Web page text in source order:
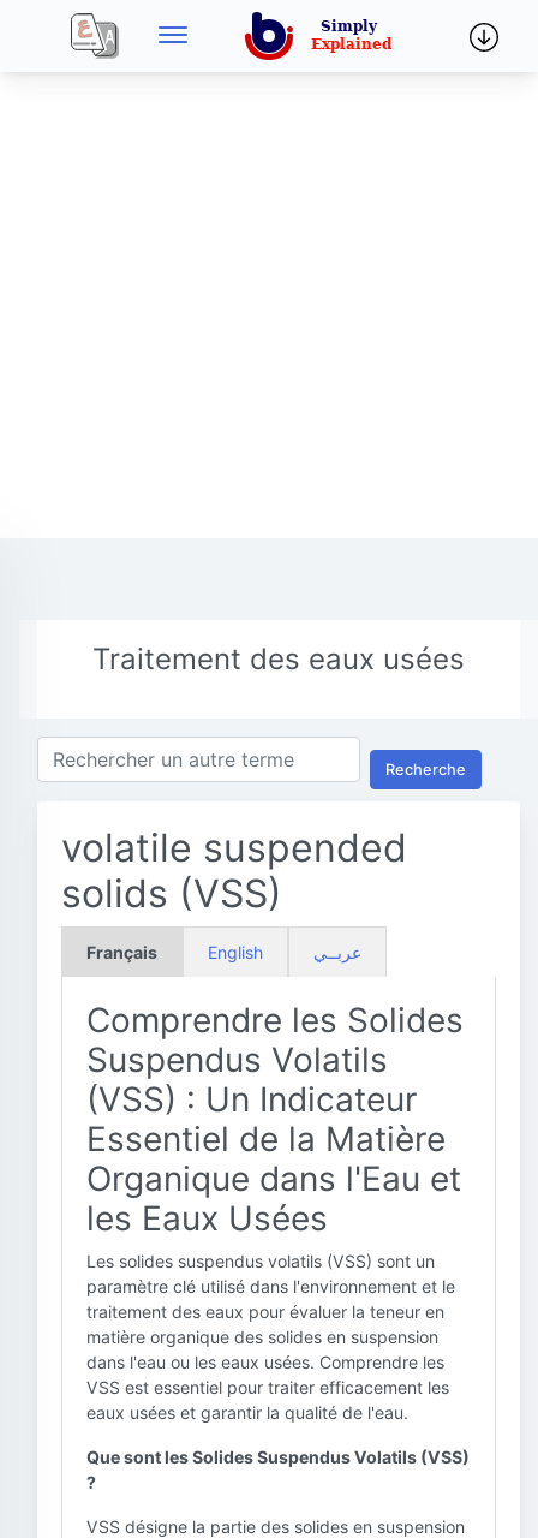
Traitement des eaux usées
Recherche
volatile suspended
solids (VSS)
Français English عربــي
Comprendre les Solides
Suspendus Volatils
(VSS) : Un Indicateur
Essentiel de la Matière
Organique dans l'Eau et
les Eaux Usées
Les solides suspendus volatils (VSS) sont un
paramètre clé utilisé dans l'environnement et le
traitement des eaux pour évaluer la teneur en
matière organique des solides en suspension
dans l'eau ou les eaux usées. Comprendre les
VSS est essentiel pour traiter efficacement les
eaux usées et garantir la qualité de l'eau.
Que sont les Solides Suspendus Volatils (VSS)
?
VSS désigne la partie des solides en suspension